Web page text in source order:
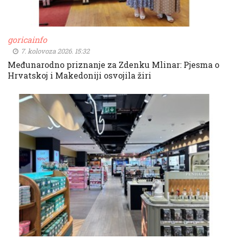
goricainfo
7. kolovoza 2026. 15:32
Međunarodno priznanje za Zdenku Mlinar: Pjesma o
Hrvatskoj i Makedoniji osvojila žiri